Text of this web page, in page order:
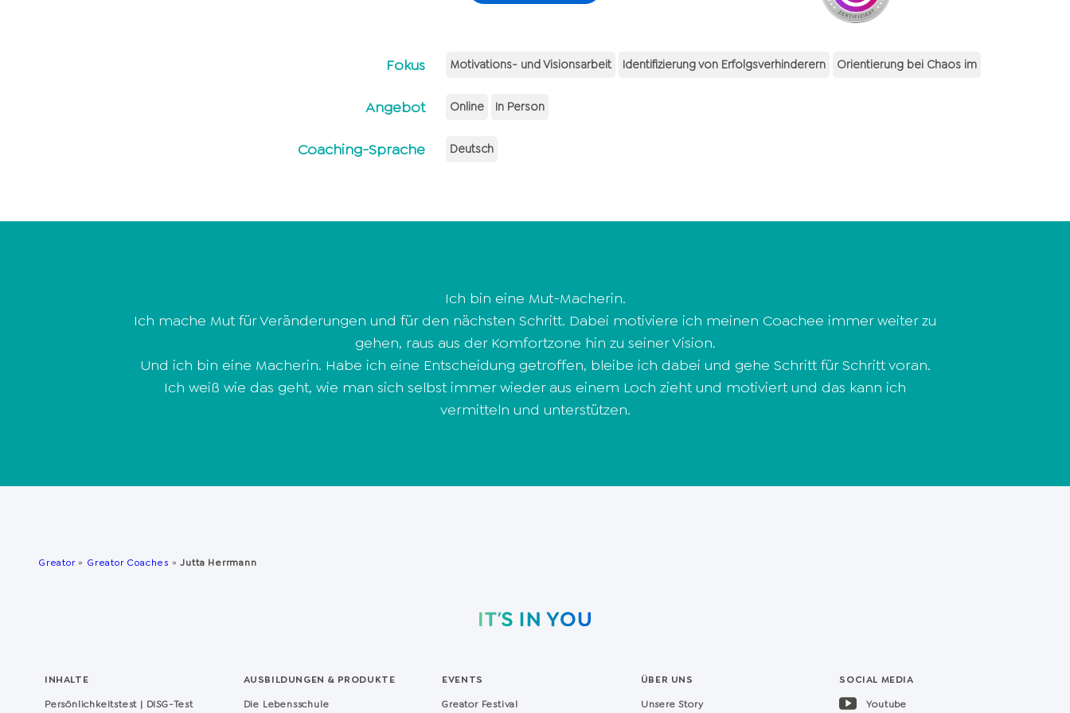
Fokus Motivations- und Visionsarbeit Identifizierung von Erfolgsverhinderern Orientierung bei Chaos im
Angebot Online In Person
Coaching-Sprache Deutsch
Ich bin eine Mut-Macherin.
Ich mache Mut für Veränderungen und für den nächsten Schritt. Dabei motiviere ich meinen Coachee immer weiter zu
gehen, raus aus der Komfortzone hin zu seiner Vision.
Und ich bin eine Macherin. Habe ich eine Entscheidung getroffen, bleibe ich dabei und gehe Schritt für Schritt voran.
Ich weiß wie das geht, wie man sich selbst immer wieder aus einem Loch zieht und motiviert und das kann ich
vermitteln und unterstützen.
Greator» Greator Coaches »Jutta Herrmann
INHALTE
Persönlichkeitstest | DISG-Test
AUSBILDUNGEN & PRODUKTE
Die Lebensschule
EVENTS
Greator Festival
ÜBER UNS
Unsere Story
SOCIAL MEDIA
Youtube